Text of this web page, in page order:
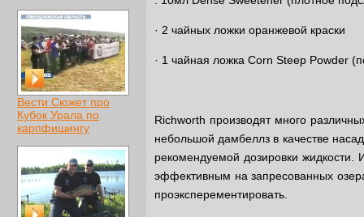
Вести Сюжет про
Кубок Урала по
карпфишингу
· 2 чайных ложки оранжевой краски
· 1 чайная ложка Corn Steep Powder
Richworth производят много
небольшой дамбеллз в качестве
рекомендуемой дозировки
эффективным на запресованных
проэксперементировать.